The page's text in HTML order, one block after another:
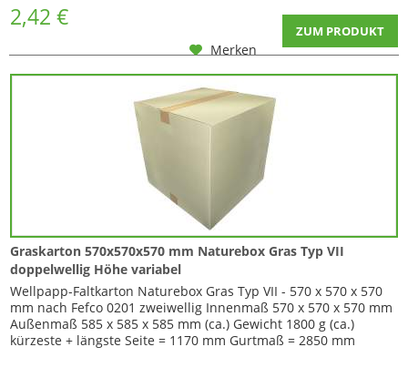
2,42 € ZUM PRODUKT
Merken
Graskarton 570x570x570 mm Naturebox Gras Typ VII
doppelwellig Höhe variabel
Wellpapp-Faltkarton Naturebox Gras Typ VII - 570 x 570 x 570
mm nach Fefco 0201 zweiwellig Innenmaß 570 x 570 x 570 mm
Außenmaß 585 x 585 x 585 mm (ca.) Gewicht 1800 g (ca.)
kürzeste + längste Seite = 1170 mm Gurtmaß = 2850 mm